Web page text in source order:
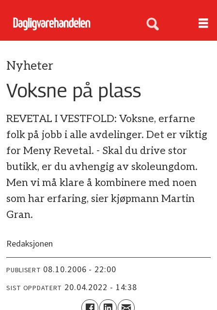
Nyheter
Voksne på plass
REVETAL I VESTFOLD: Voksne, erfarne
folk på jobb i alle avdelinger. Det er viktig
for Meny Revetal. - Skal du drive stor
butikk, er du avhengig av skoleungdom.
Men vi må klare å kombinere med noen
som har erfaring, sier kjøpmann Martin
Gran.
Redaksjonen
PUBLISERT 08.10.2006 - 22:00
SIST OPPDATERT 20.04.2022 - 14:38